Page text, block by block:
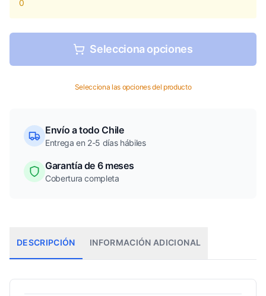
0
Selecciona opciones
Selecciona las opciones del producto
Envío a todo Chile
Entrega en 2-5 días hábiles
Garantía de 6 meses
Cobertura completa
DESCRIPCIÓN INFORMACIÓN ADICIONAL